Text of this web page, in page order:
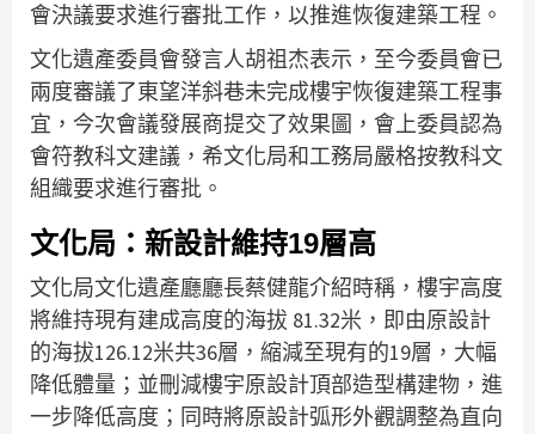
會決議要求進行審批工作，以推進恢復建築工程。
文化遺產委員會發言人胡祖杰表示，至今委員會已
兩度審議了東望洋斜巷未完成樓宇恢復建築工程事
宜，今次會議發展商提交了效果圖，會上委員認為
會符教科文建議，希文化局和工務局嚴格按教科文
組織要求進行審批。
文化局：新設計維持19層高
文化局文化遺產廳廳長蔡健龍介紹時稱，樓宇高度
將維持現有建成高度的海拔 81.32米，即由原設計
的海拔126.12米共36層，縮減至現有的19層，大幅
降低體量；並刪減樓宇原設計頂部造型構建物，進
一步降低高度；同時將原設計弧形外觀調整為直向